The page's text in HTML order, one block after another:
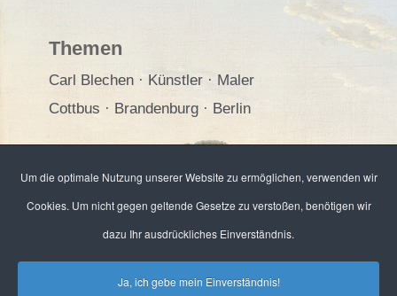
Themen
Carl Blechen · Künstler · Maler
Cottbus · Brandenburg · Berlin
Sparkasse Spree-Neiße
IBAN: DE91 1805 0000 3204 1013 38
(Spendenquittungen können ausgestellt werden)
Um die optimale Nutzung unserer Website zu ermöglichen, verwenden wir
Cookies. Um nicht gegen geltende Gesetze zu verstoßen, benötigen wir
dazu Ihr ausdrückliches Einverständnis.
Ja, ich gebe mein Einverständnis!